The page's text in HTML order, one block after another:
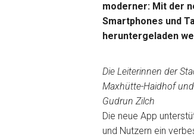
moderner: Mit der
Smartphones und
heruntergeladen
Die Leiterinnen der
Maxhütte-Haidhof
Gudrun Zilch
Die neue App
und Nutzern ein